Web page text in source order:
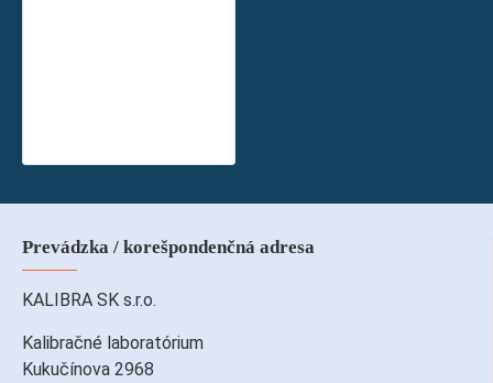
Prevádzka / korešpondenčná adresa
KALIBRA SK s.r.o.
Kalibračné laboratórium
Kukučínova 2968